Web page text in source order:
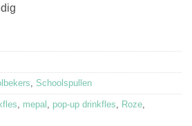
Schoolspullen
mepal pop-up drinkfles Roze